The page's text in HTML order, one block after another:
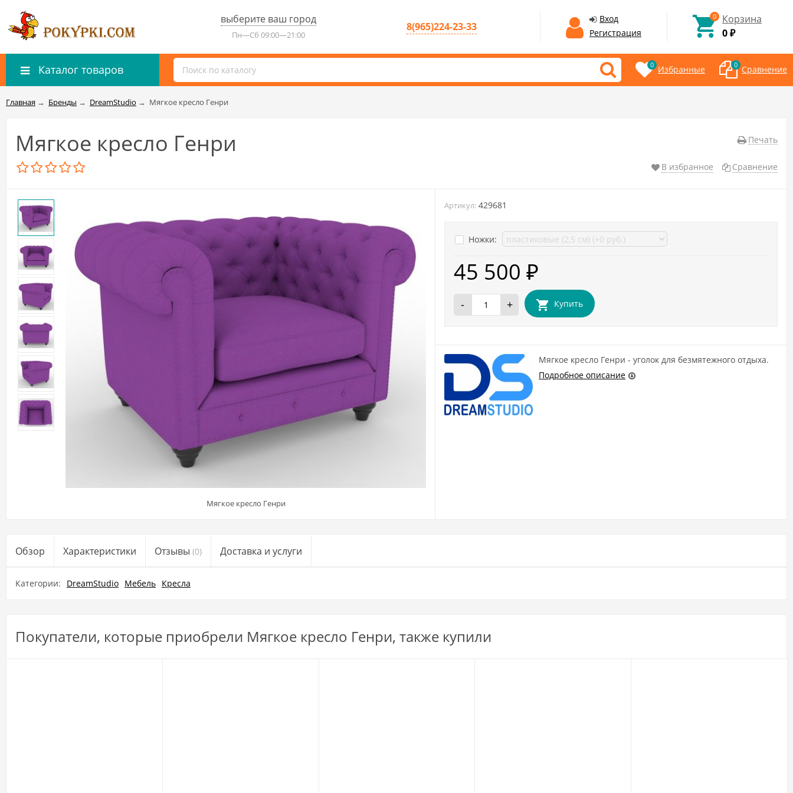
выберите ваш город
Пн—Сб 09:00—21:00
8(965)224-23-33
Вход
Регистрация
0
Корзина
0₽
Каталог товаров 0 Избранные 0 Сравнение
Главная → Бренды → DreamStudio → Мягкое кресло Генри
Печать
Мягкое кресло Генри
В избранное Сравнение
Мягкое кресло Генри
Артикул: 429681
Ножки:
45 500₽
- + Купить
Мягкое кресло Генри - уголок для безмятежного отдыха.
Подробное описание
Обзор Характеристики Отзывы (0) Доставка и услуги
Категории: DreamStudio Мебель Кресла
Покупатели, которые приобрели Мягкое кресло Генри, также купили